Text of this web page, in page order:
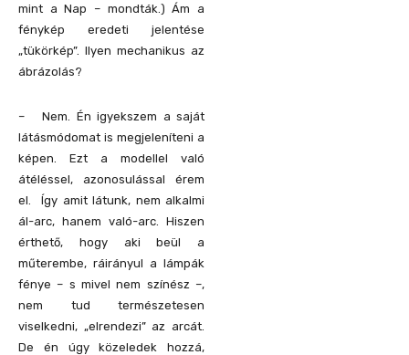
mint a Nap – mondták.) Ám a
fénykép eredeti jelentése
„tükörkép”. Ilyen mechanikus az
ábrázolás?
– Nem. Én igyekszem a saját
látásmódomat is megjeleníteni a
képen. Ezt a modellel való
átéléssel, azonosulással érem
el. Így amit látunk, nem alkalmi
ál-arc, hanem való-arc. Hiszen
érthető, hogy aki beül a
műterembe, ráirányul a lámpák
fénye – s mivel nem színész –,
nem tud természetesen
viselkedni, „elrendezi” az arcát.
De én úgy közeledek hozzá,